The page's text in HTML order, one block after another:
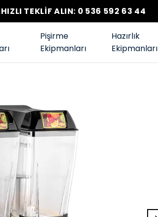
HIZLI TEKLİF ALIN: 0 536 592 63 44
Pişirme
Ekipmanları
Hazırlık
Ekipmanları